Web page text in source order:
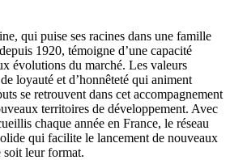
qui puise ses racines dans une famille
1920, témoigne d’une capacité
évolutions du marché. Les valeurs
loyauté et d’honnêteté qui animent
se retrouvent dans cet accompagnement
territoires de développement. Avec
chaque année en France, le réseau
qui facilite le lancement de nouveaux
soit leur format.